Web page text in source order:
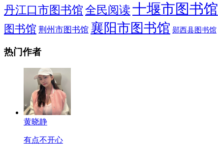
丹江口市图书馆 全民阅读十堰市图书馆
图书馆 荆州市图书馆 襄阳市图书馆 郧西县图书馆
热门作者
黄晓静
有点不开心